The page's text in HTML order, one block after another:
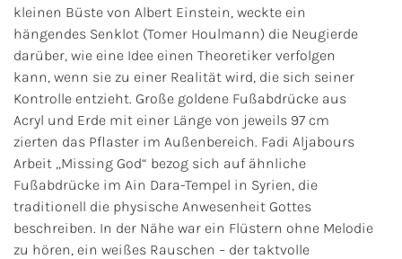
kleinen Büste von Albert Einstein, weckte ein
hängendes Senklot (Tomer Houlmann) die Neugierde
darüber, wie eine Idee einen Theoretiker verfolgen
kann, wenn sie zu einer Realität wird, die sich seiner
Kontrolle entzieht. Große goldene Fußabdrücke aus
Acryl und Erde mit einer Länge von jeweils 97 cm
zierten das Pflaster im Außenbereich. Fadi Aljabours
Arbeit „Missing God“ bezog sich auf ähnliche
Fußabdrücke im Ain Dara-Tempel in Syrien, die
traditionell die physische Anwesenheit Gottes
beschreiben. In der Nähe war ein Flüstern ohne Melodie
zu hören, ein weißes Rauschen – der taktvolle